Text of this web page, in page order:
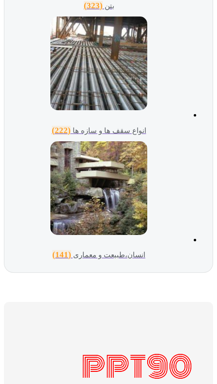
بتن (323)
انواع سقف ها و سازه ها (222)
انسان،طبیعت و معماری (141)